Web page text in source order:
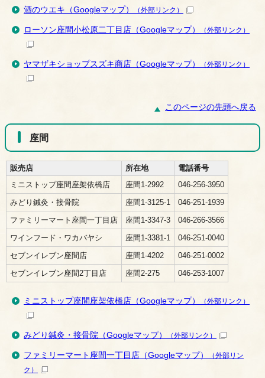
酒のウエキ（Googleマップ） （外部リンク）
ローソン座間小松原二丁目店（Googleマップ） （外部リンク）
ヤマザキショップスズキ商店（Googleマップ） （外部リンク）
このページの先頭へ戻る
座間
販売店 所在地
電話番号
ミニストップ座間座架依橋店
座間1-2992
046-256-3950
みどり鍼灸・接骨院
座間1-3125-1
046-251-1939
ファミリーマート座間一丁目店
座間1-3347-3
046-266-3566
ワインフード・ワカバヤシ
座間1-3381-1
046-251-0040
セブンイレブン座間店
座間1-4202
046-251-0002
セブンイレブン座間2丁目店
座間2-275 046-253-1007
ミニストップ座間座架依橋店（Googleマップ） （外部リンク）
みどり鍼灸・接骨院（Googleマップ） （外部リンク）
ファミリーマート座間一丁目店（Googleマップ）
（外部リン
ク）